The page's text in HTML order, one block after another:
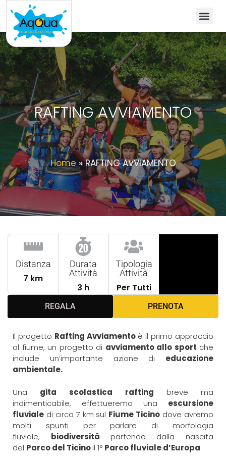
RAFTING AVVIAMENTO
Home » RAFTING AVVIAMENTO
Distanza
7 km
Durata
Attività
3 h
Tipologia
Attività
Per Tutti
REGALA PRENOTA
Il progetto Rafting Avviamento è il primo approccio
al fiume, un progetto di avviamento allo sport che
include un’importante azione di educazione
ambientale.
Una gita scolastica rafting breve ma
indimenticabile, effettueremo una escursione
fluviale di circa 7 km sul Fiume Ticino dove avremo
molti spunti per parlare di morfologia
fluviale, biodiversità partendo dalla nascita
del Parco del Ticinoil 1° Parco fluviale d’Europa.